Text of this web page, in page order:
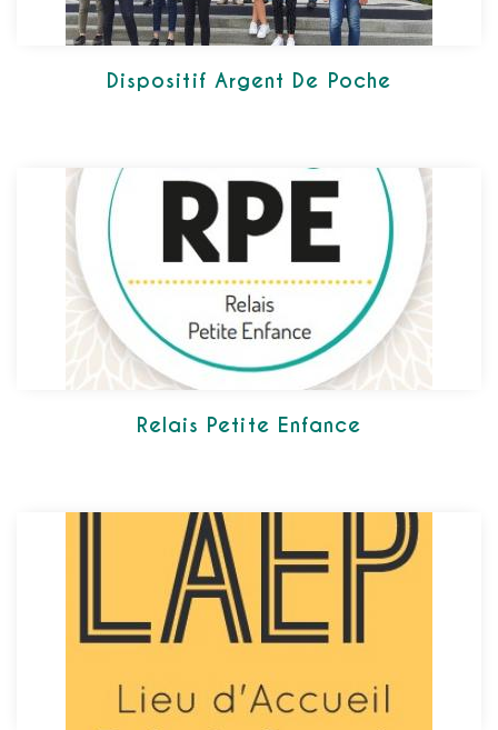
Dispositif Argent De Poche
Relais Petite Enfance